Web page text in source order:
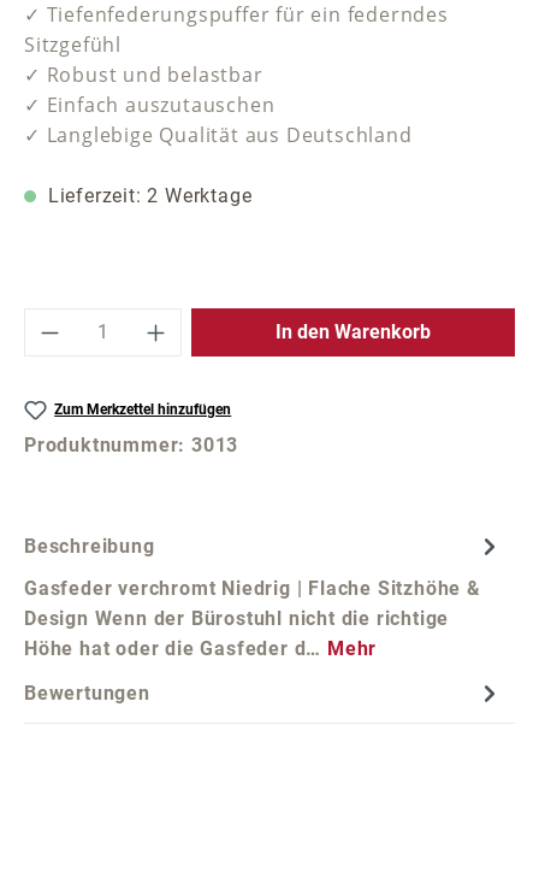
✓ Tiefenfederungspuffer für ein federndes
Sitzgefühl
✓ Robust und belastbar
✓ Einfach auszutauschen
✓ Langlebige Qualität aus Deutschland
Lieferzeit: 2 Werktage
Produkt Anzahl: Gib den gewünschten
In den Warenkorb
Zum Merkzettel hinzufügen
Produktnummer:3013
Beschreibung
Gasfeder verchromt Niedrig | Flache Sitzhöhe &
Design Wenn der Bürostuhl nicht die richtige
Höhe hat oder die Gasfeder d… Mehr
Bewertungen